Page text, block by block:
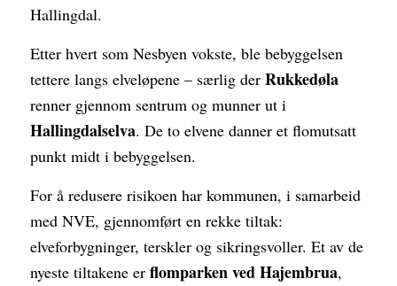
Hallingdal.
Etter hvert som Nesbyen vokste, ble bebyggelsen
tettere langs elveløpene – særlig der Rukkedøla
renner gjennom sentrum og munner ut i
Hallingdalselva. De to elvene danner et flomutsatt
punkt midt i bebyggelsen.
For å redusere risikoen har kommunen, i samarbeid
med NVE, gjennomført en rekke tiltak:
elveforbygninger, terskler og sikringsvoller. Et av de
nyeste tiltakene er flomparken ved Hajembrua,